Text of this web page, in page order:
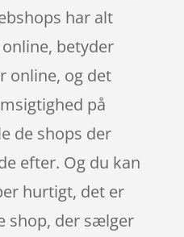
har alt
betyder
online, og det
på
de shops der
efter. Og du kan
hurtigt, det er
shop, der sælger